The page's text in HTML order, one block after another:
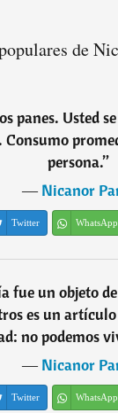
de
panes. Usted
persona.”
―Nicanor
Twitter WhatsApp
fue un objeto
es un
no podemos
―Nicanor
Twitter WhatsApp